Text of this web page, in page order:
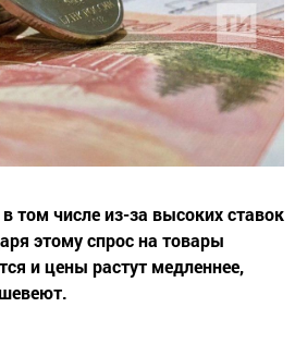
том числе из-за высоких ставок
этому спрос на товары
и цены растут медленнее,